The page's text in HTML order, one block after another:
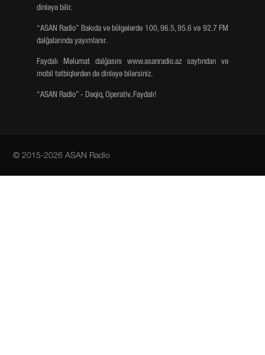
dinləyə bilir.
“ASAN Radio” Bakıda və bölgələrdə 100, 96.5, 95.6 və 92.7 FM
dalğalarında yayımlanır.
Faydalı Məlumat dalğasını www.asanradio.az saytından və
mobil tətbiqlərdən də dinləyə bilərsiniz.
“ASAN Radio” - Dəqiq, Operativ, Faydalı!
© 2015-2026 ASAN Radio